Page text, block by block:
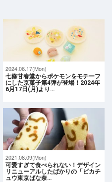
2024.06.17(Mon)
七條甘春堂からポケモンをモチーフ
にした京菓子第4弾が登場！2024年
6月17日(月)より…
2021.08.09(Mon)
可愛すぎて食べられない！デザイン
リニューアルしたばかりの「ピカチ
ュウ東京ばな奈…